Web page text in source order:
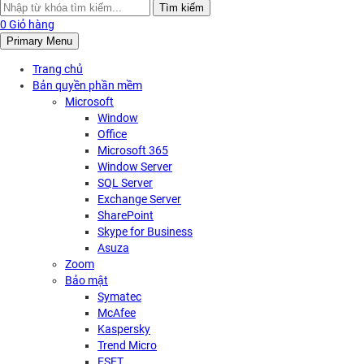
Search
for:
Tìm kiếm
0 Giỏ hàng
Primary Menu
Trang chủ
Bản quyền phần mềm
Microsoft
Window
Office
Microsoft 365
Window Server
SQL Server
Exchange Server
SharePoint
Skype for Business
Asuza
Zoom
Bảo mật
Symatec
McAfee
Kaspersky
Trend Micro